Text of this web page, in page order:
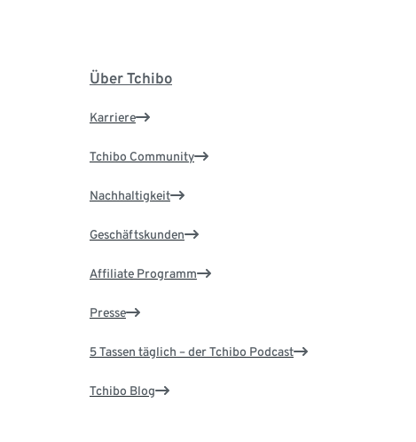
Über Tchibo
Karriere
Tchibo Community
Nachhaltigkeit
Geschäftskunden
Affiliate Programm
Presse
5 Tassen täglich – der Tchibo Podcast
Tchibo Blog